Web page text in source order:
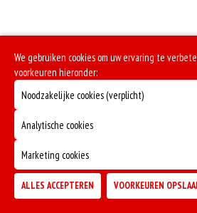
We gebruiken cookies om uw ervaring te
voorkeuren hieronder:
Noodzakelijke cookies (verplicht)
Analytische cookies
Marketing cookies
ALLES ACCEPTEREN VOORKEUREN